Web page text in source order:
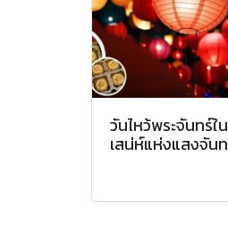
วันไหว้พระจันทร์ใ
เสน่ห์แห่งแสงจัน